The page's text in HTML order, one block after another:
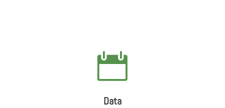

Data